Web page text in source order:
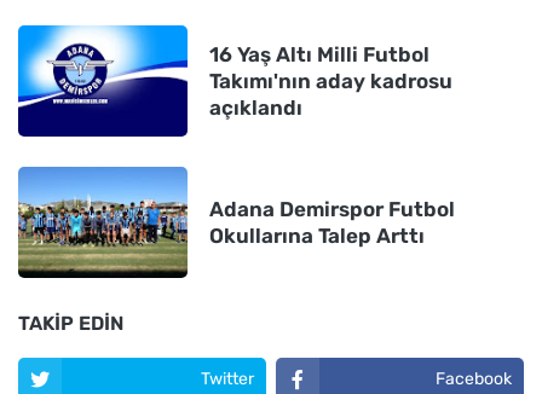
16 Yaş Altı Milli Futbol
Takımı'nın aday kadrosu
açıklandı
Adana Demirspor Futbol
Okullarına Talep Arttı
TAKIP EDIN
Twitter Facebook